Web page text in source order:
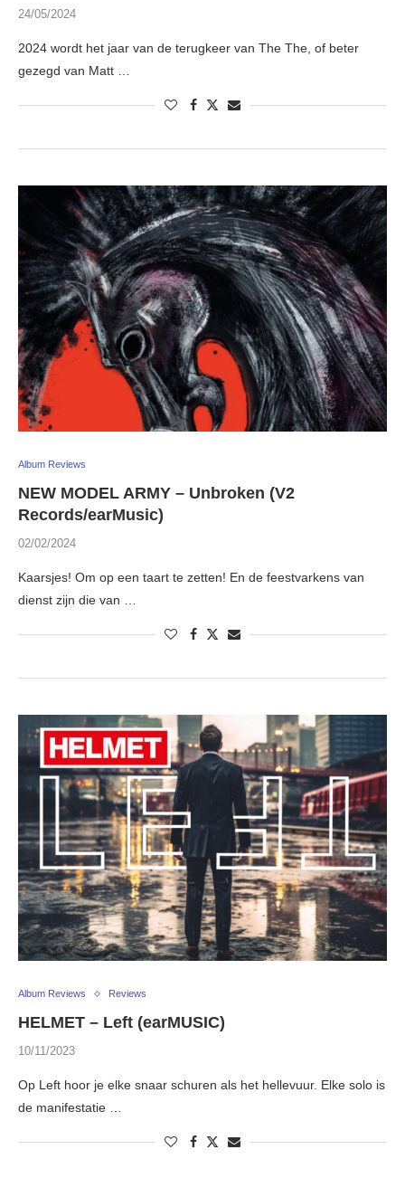
24/05/2024
2024 wordt het jaar van de terugkeer van The The, of beter
gezegd van Matt …
Album Reviews
NEW MODEL ARMY – Unbroken (V2
Records/earMusic)
02/02/2024
Kaarsjes! Om op een taart te zetten! En de feestvarkens van
dienst zijn die van …
Album Reviews Reviews
HELMET – Left (earMUSIC)
10/11/2023
Op Left hoor je elke snaar schuren als het hellevuur. Elke solo is
de manifestatie …